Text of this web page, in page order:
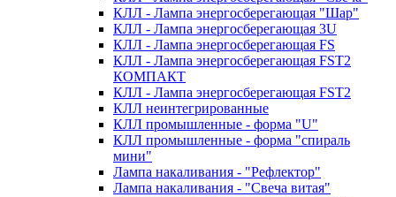
КЛЛ - Лампа энергосберегающая "Шар"
КЛЛ - Лампа энергосберегающая 3U
КЛЛ - Лампа энергосберегающая FS
КЛЛ - Лампа энергосберегающая FST2
КОМПАКТ
КЛЛ - Лампа энергосберегающая FSТ2
КЛЛ неинтегрированные
КЛЛ промышленные - форма "U"
КЛЛ промышленные - форма "спираль
мини"
Лампа накаливания - "Рефлектор"
Лампа накаливания - "Свеча витая"